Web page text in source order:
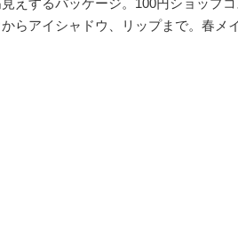
アイシャドウ、リップまで。春メ